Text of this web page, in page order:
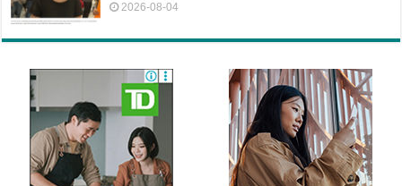
2026-08-04